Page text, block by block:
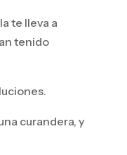
te lleva a
tenido
curandera, y